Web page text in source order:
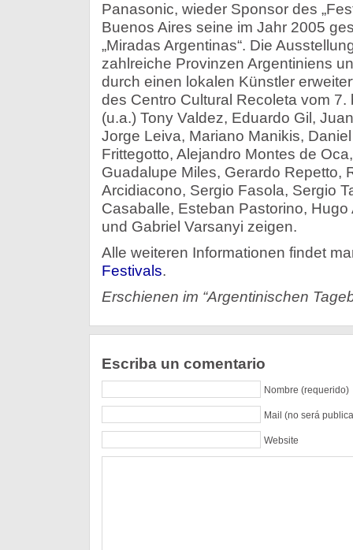
Panasonic, wieder Sponsor des
Buenos Aires seine im Jahr 2005
„Miradas Argentinas“. Die
zahlreiche Provinzen Argentiniens
durch einen lokalen Künstler
des Centro Cultural Recoleta vom
(u.a.) Tony Valdez, Eduardo Gil,
Jorge Leiva, Mariano Manikis,
Frittegotto, Alejandro Montes de
Guadalupe Miles, Gerardo Repetto,
Arcidiacono, Sergio Fasola, Sergio
Casaballe, Esteban Pastorino,
und Gabriel Varsanyi zeigen.
Alle weiteren Informationen findet
Festivals.
Erschienen im “Argentinischen
Escriba un comentario
Nombre (requerido)
Mail (no será
Website